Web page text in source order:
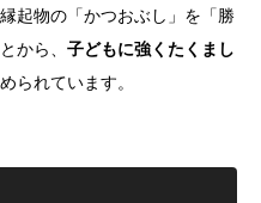
起物の「かつおぶし」を「勝
から、 子どもに強くたくまし
られています。